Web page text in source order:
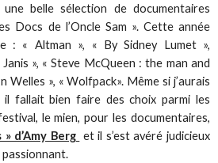
belle sélection de documentaires
Docs de l’Oncle Sam ». Cette année
: « Altman », « By Sidney Lumet »,
», « Steve McQueen : the man and
Welles », « Wolfpack». Même si j’aurais
il fallait bien faire des choix parmi les
le mien, pour les documentaires,
» d’Amy Berg et il s’est avéré judicieux